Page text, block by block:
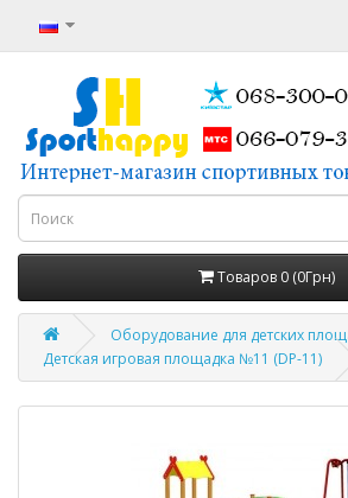
Товаров 0 (0Грн)
Оборудование для детских
Детская игровая площадка №11 (DP-11)